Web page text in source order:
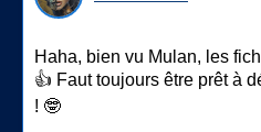
Haha, bien vu Mulan, les
👍 Faut toujours être prêt à
! 🤓